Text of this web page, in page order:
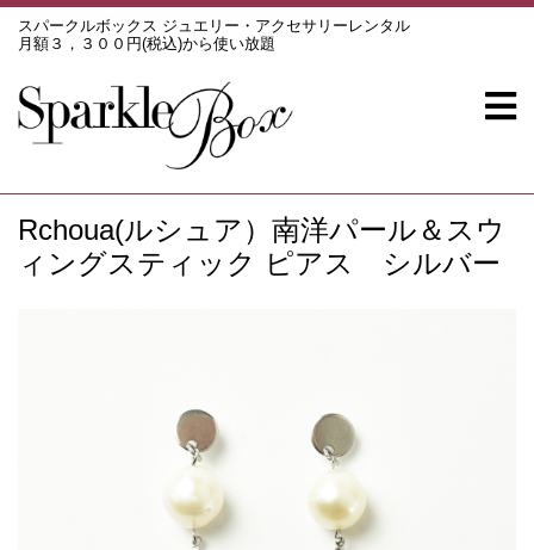
スパークルボックス ジュエリー・アクセサリーレンタル
月額３，３００円(税込)から使い放題
Rchoua(ルシュア）南洋パール＆スウ
ィングスティック ピアス シルバー